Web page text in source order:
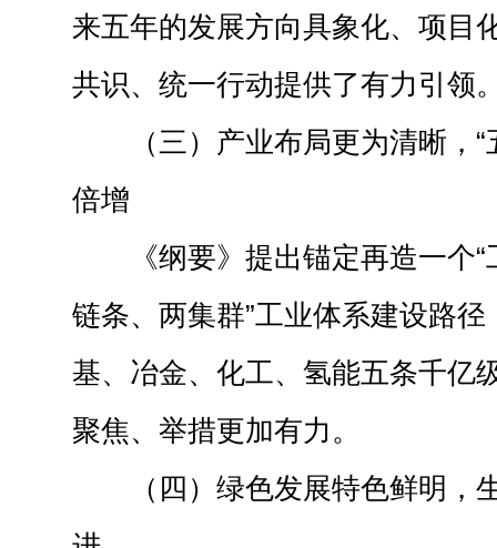
来五年的发展方向具象化、项目
共识、统一行动提供了有力引领
（三）产业布局更为清晰，
倍增
《纲要》提出锚定再造一个
链条、两集群”工业体系建设路
基、冶金、化工、氢能五条千亿
聚焦、举措更加有力。
（四）绿色发展特色鲜明，